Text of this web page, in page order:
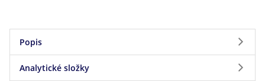
Popis
Farmina Vet Life Cat Obesity - Krmivo
Analytické složky